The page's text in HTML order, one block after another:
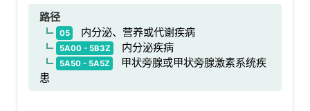
路径
05 内分泌、营养或代谢疾病
5A00 - 5B3Z 内分泌疾病
5A50 - 5A5Z
甲状旁腺或甲状旁腺激素系统疾
患